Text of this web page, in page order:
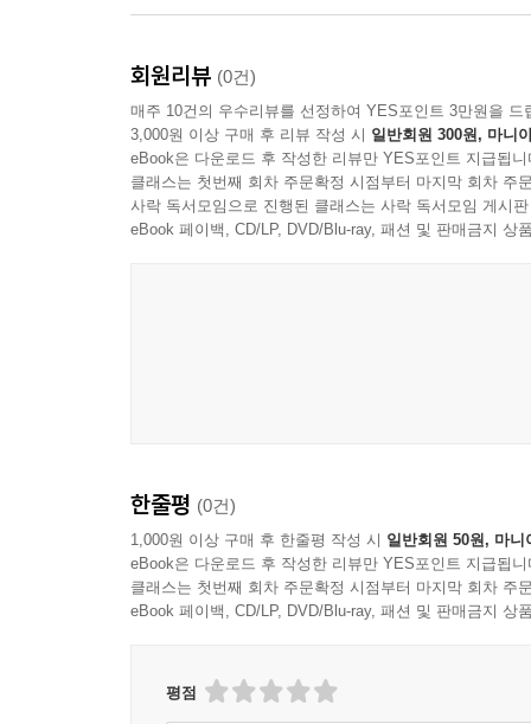
‘오늘의 나’를 대하는 자세가 ‘미래의 나’도 바꾼다
청소년기를 사계절 중 하나에 빗대자면, 생기를
청소년들은 “일단 지금은 공부만 생각하고 나머
‘메멘토 모리(Memento Mori, 죽음을 기억하라).
그들 자신도 확신하지 못하는 미래만을 좇으며
회원리뷰 (0건)
매주 10건의 우수리뷰를 선정하여 YES포인트 3만원을 드
3,000원 이상 구매 후 리뷰 작성 시 일반회원 300원, 마니
eBook은 다운로드 후 작성한 리뷰만 YES포인트 지급됩니
클래스는 첫번째 회차 주문확정 시점부터 마지막 회차 주
사락 독서모임으로 진행된 클래스는 사락 독서모임 게시
eBook 페이백, CD/LP, DVD/Blu-ray, 패션 및 판매금지 상
한줄평 (0건)
1,000원 이상 구매 후 한줄평 작성 시 일반회원 50원, 마니
eBook은 다운로드 후 작성한 리뷰만 YES포인트 지급됩니
클래스는 첫번째 회차 주문확정 시점부터 마지막 회차 주
eBook 페이백, CD/LP, DVD/Blu-ray, 패션 및 판매금지 상
평점